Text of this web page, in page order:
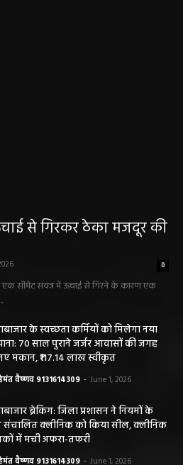
से गिरकर ठेका मजदूर की
0
एक सीमेंट संयंत्र में ऊंचाई से गिरने के कारण एक
के स्वच्छता कर्मियों को मिलेगा नया
70 साल पुराने जर्जर आवासों की जगह
मकान, ₹117.14 लाख स्वीकृत
वैष्णव 9131614309 - June 1, 2026
ब्रेकिंग: जिला प्रशासन ने नियमों के
संचालित क्लीनिक को किया सील, क्लीनिक
में मची अफरा-तफरी
वैष्णव 9131614309 - June 1, 2026